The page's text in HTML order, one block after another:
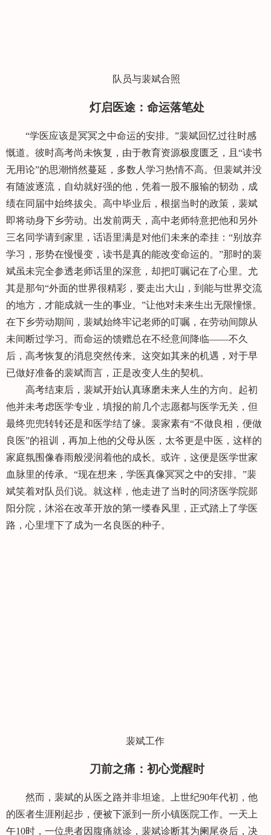
队员与裴斌合照
灯启医途：命运落笔处
“学医应该是冥冥之中命运的安排。”裴斌回忆过往时感
慨道。彼时高考尚未恢复，由于教育资源极度匮乏，且“读书
无用论”的思潮悄然蔓延，多数人学习热情不高。但裴斌并没
有随波逐流，自幼就好强的他，凭着一股不服输的韧劲，成
绩在同届中始终拔尖。高中毕业后，根据当时的政策，裴斌
即将动身下乡劳动。出发前两天，高中老师特意把他和另外
三名同学请到家里，话语里满是对他们未来的牵挂：“别放弃
学习，形势在慢慢变，读书是真的能改变命运的。”那时的裴
斌虽未完全参透老师话里的深意，却把叮嘱记在了心里。尤
其是那句“外面的世界很精彩，要走出大山，到能与世界交流
的地方，才能成就一生的事业。”让他对未来生出无限憧憬。
在下乡劳动期间，裴斌始终牢记老师的叮嘱，在劳动间隙从
未间断过学习。而命运的馈赠总在不经意间降临——不久
后，高考恢复的消息突然传来。这突如其来的机遇，对于早
已做好准备的裴斌而言，正是改变人生的契机。
高考结束后，裴斌开始认真琢磨未来人生的方向。起初
他并未考虑医学专业，填报的前几个志愿都与医学无关，但
最终兜兜转转还是和医学结了缘。裴家素有“不做良相，便做
良医”的祖训，再加上他的父母从医，太爷更是中医，这样的
家庭氛围像春雨般浸润着他的成长。或许，这便是医学世家
血脉里的传承。“现在想来，学医真像冥冥之中的安排。”裴
斌笑着对队员们说。就这样，他走进了当时的同济医学院郧
阳分院，沐浴在改革开放的第一缕春风里，正式踏上了学医
路，心里埋下了成为一名良医的种子。
裴斌工作
刀前之痛：初心觉醒时
然而，裴斌的从医之路并非坦途。上世纪90年代初，他
的医者生涯刚起步，便被下派到一所小镇医院工作。一天上
午10时，一位患者因腹痛就诊，裴斌诊断其为阑尾炎后，决